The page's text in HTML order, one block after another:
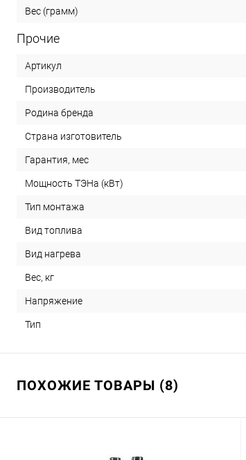
Вес (грамм)
Прочие
Артикул
Производитель
Родина бренда
Страна изготовитель
Гарантия, мес
Мощность ТЭНа (кВт)
Тип монтажа
Вид топлива
Вид нагрева
Вес, кг
Напряжение
Тип
ПОХОЖИЕ ТОВАРЫ (8)